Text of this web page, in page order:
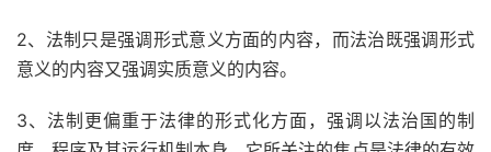
2、法制只是强调形式意义方面的内容，而法治既强调形式
意义的内容又强调实质意义的内容。
3、法制更偏重于法律的形式化方面，强调以法治国的制